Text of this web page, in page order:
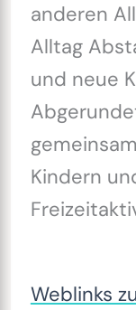
anderen
Alltag
und neue
Kindern
Weblinks